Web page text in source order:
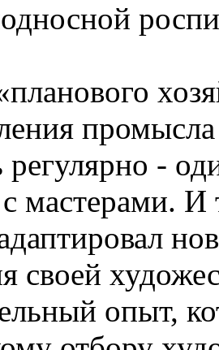
регулярно -
мастерами. И
своей
опыт,